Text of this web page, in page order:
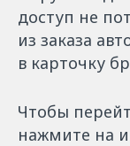
доступ не
из заказа
в карточку
Чтобы
нажмите на